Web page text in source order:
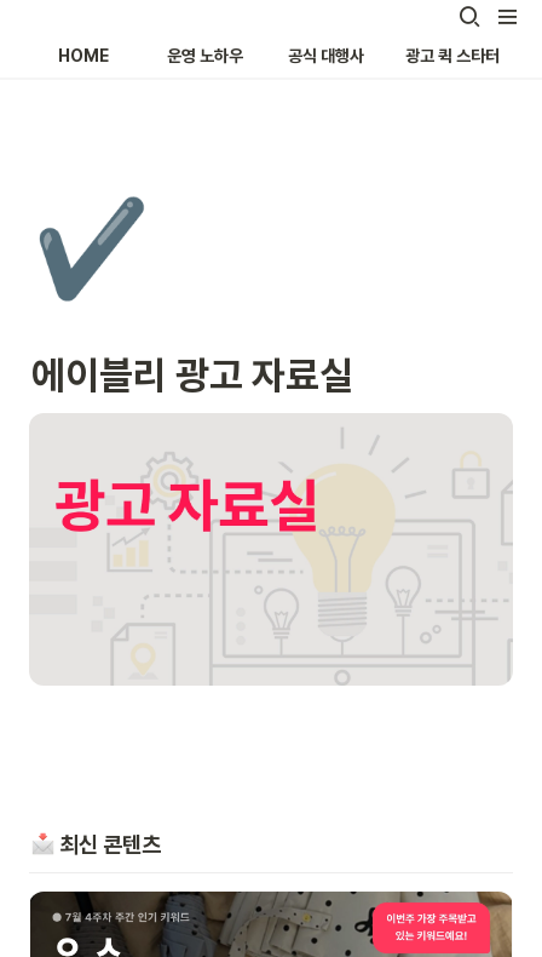
HOME 운영 노하우 공식 대행사 광고 퀵 스타터
✔️
에이블리 광고 자료실
최신 콘텐츠